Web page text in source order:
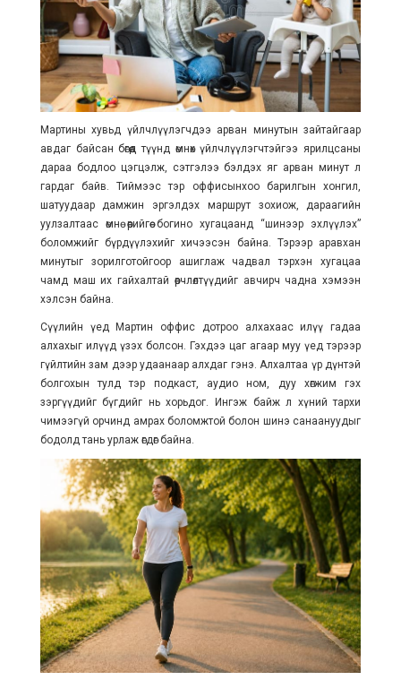
Мартины хувьд үйлчлүүлэгчдээ арван минутын зайтайгаар
авдаг байсан бөгөөд түүнд өмнөх үйлчлүүлэгчтэйгээ ярилцсаны
дараа бодлоо цэгцэлж, сэтгэлээ бэлдэх яг арван минут л
гардаг байв. Тиймээс тэр оффисынхоо барилгын хонгил,
шатуудаар дамжин эргэлдэх маршрут зохиож, дараагийн
уулзалтаас өмнө өөрийгөө богино хугацаанд “шинээр эхлүүлэх”
боломжийг бүрдүүлэхийг хичээсэн байна. Тэрээр аравхан
минутыг зорилготойгоор ашиглаж чадвал тэрхэн хугацаа
чамд маш их гайхалтай өөрчлөлтүүдийг авчирч чадна хэмээн
хэлсэн байна.
Сүүлийн үед Мартин оффис дотроо алхахаас илүү гадаа
алхахыг илүүд үзэх болсон. Гэхдээ цаг агаар муу үед тэрээр
гүйлтийн зам дээр удаанаар алхдаг гэнэ. Алхалтаа үр дүнтэй
болгохын тулд тэр подкаст, аудио ном, дуу хөгжим гэх
зэргүүдийг бүгдийг нь хорьдог. Ингэж байж л хүний тархи
чимээгүй орчинд амрах боломжтой болон шинэ санаануудыг
бодолд тань урлаж өгдөг байна.